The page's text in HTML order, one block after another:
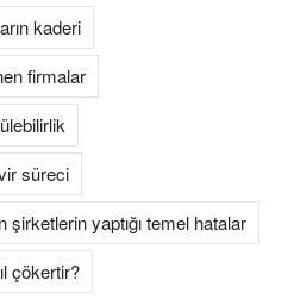
kaderi
firmalar
süreci
yaptığı temel hatalar
çökertir?